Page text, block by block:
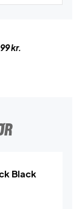
kr.
Black